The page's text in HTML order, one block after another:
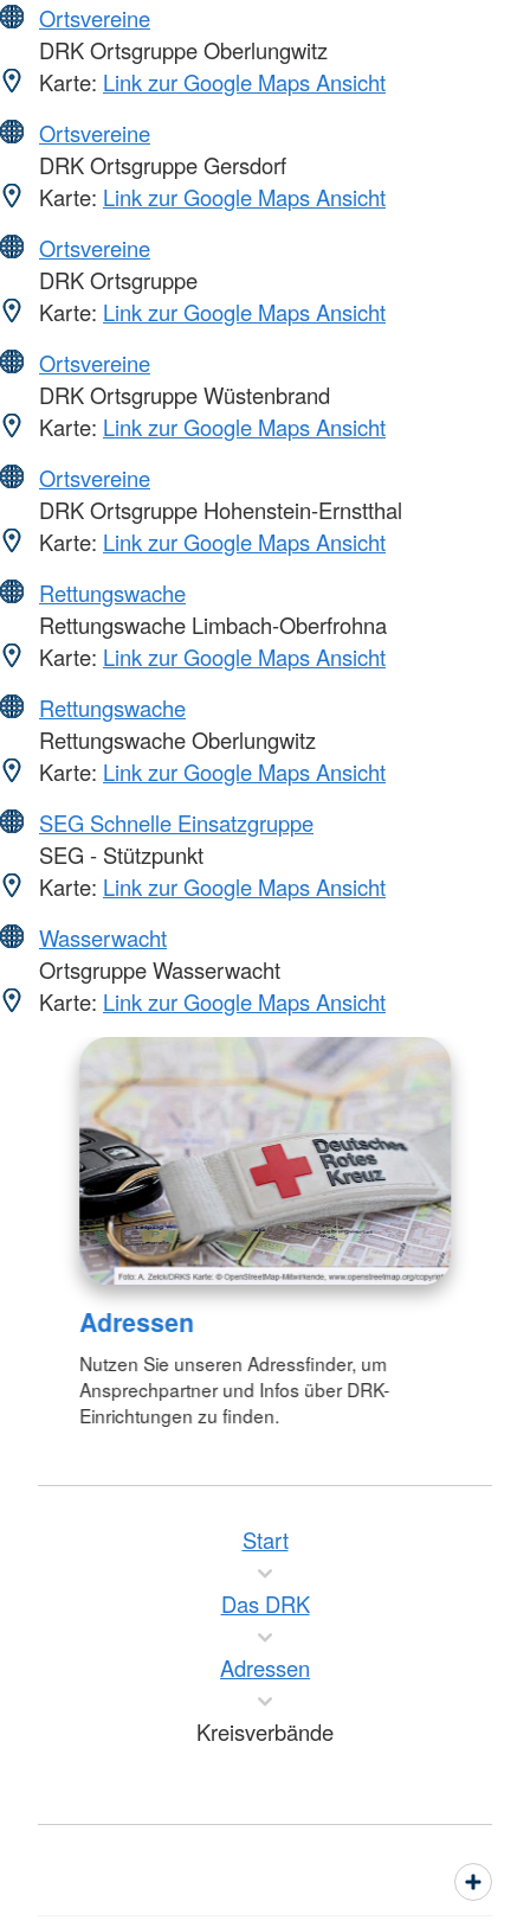
Ortsvereine
DRK Ortsgruppe Oberlungwitz
Karte: Link zur Google Maps Ansicht
Ortsvereine
DRK Ortsgruppe Gersdorf
Karte: Link zur Google Maps Ansicht
Ortsvereine
DRK Ortsgruppe
Karte: Link zur Google Maps Ansicht
Ortsvereine
DRK Ortsgruppe Wüstenbrand
Karte: Link zur Google Maps Ansicht
Ortsvereine
DRK Ortsgruppe Hohenstein-Ernstthal
Karte: Link zur Google Maps Ansicht
Rettungswache
Rettungswache Limbach-Oberfrohna
Karte: Link zur Google Maps Ansicht
Rettungswache
Rettungswache Oberlungwitz
Karte: Link zur Google Maps Ansicht
SEG Schnelle Einsatzgruppe
SEG - Stützpunkt
Karte: Link zur Google Maps Ansicht
Wasserwacht
Ortsgruppe Wasserwacht
Karte: Link zur Google Maps Ansicht
Adressen
Nutzen Sie unseren Adressfinder, um
Ansprechpartner und Infos über DRK-
Einrichtungen zu finden.
Start
Das DRK
Adressen
Kreisverbände